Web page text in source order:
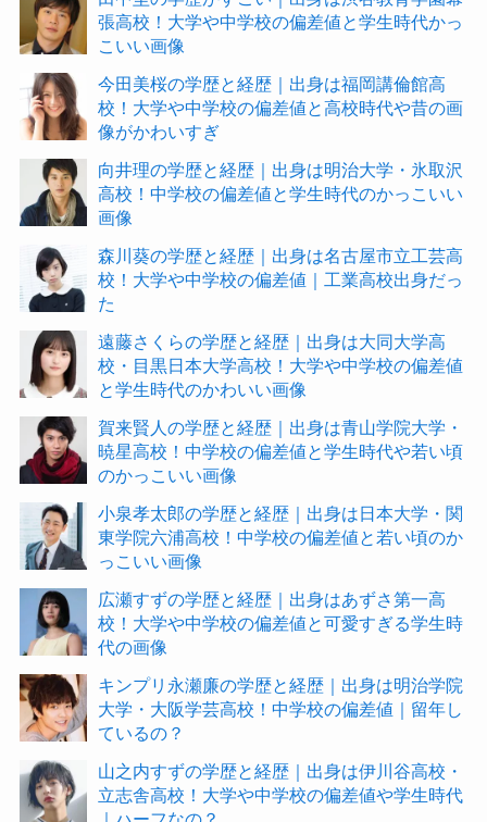
張高校！大学や中学校の偏差値と学生時代かっ
こいい画像
今田美桜の学歴と経歴｜出身は福岡講倫館高
校！大学や中学校の偏差値と高校時代や昔の画
像がかわいすぎ
向井理の学歴と経歴｜出身は明治大学・氷取沢
高校！中学校の偏差値と学生時代のかっこいい
画像
森川葵の学歴と経歴｜出身は名古屋市立工芸高
校！大学や中学校の偏差値｜工業高校出身だっ
た
遠藤さくらの学歴と経歴｜出身は大同大学高
校・目黒日本大学高校！大学や中学校の偏差値
と学生時代のかわいい画像
賀来賢人の学歴と経歴｜出身は青山学院大学・
暁星高校！中学校の偏差値と学生時代や若い頃
のかっこいい画像
小泉孝太郎の学歴と経歴｜出身は日本大学・関
東学院六浦高校！中学校の偏差値と若い頃のか
っこいい画像
広瀬すずの学歴と経歴｜出身はあずさ第一高
校！大学や中学校の偏差値と可愛すぎる学生時
代の画像
キンプリ永瀬廉の学歴と経歴｜出身は明治学院
大学・大阪学芸高校！中学校の偏差値｜留年し
ているの？
山之内すずの学歴と経歴｜出身は伊川谷高校・
立志舎高校！大学や中学校の偏差値や学生時代